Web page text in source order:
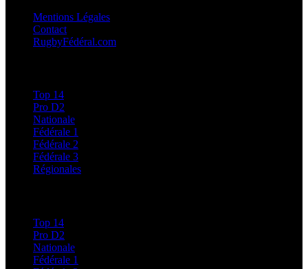
Mentions Légales
Contact
RugbyFédéral.com
Top 14
Pro D2
Nationale
Fédérale 1
Fédérale 2
Fédérale 3
Régionales
Top 14
Pro D2
Nationale
Fédérale 1